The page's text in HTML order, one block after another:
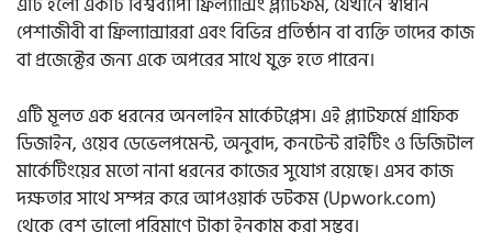
পেশাজীবী বা ফ্রিল্যান্সাররা এবং বিভিন্ন প্রতিষ্ঠান বা ব্যক্তি তাদের কাজ
বা প্রজেক্টের জন্য একে অপরের সাথে যুক্ত হতে পারেন।
এটি মূলত এক ধরনের অনলাইন মার্কেটপ্লেস। এই প্ল্যাটফর্মে গ্রাফিক
ডিজাইন, ওয়েব ডেভেলপমেন্ট, অনুবাদ, কনটেন্ট রাইটিং ও ডিজিটাল
মার্কেটিংয়ের মতো নানা ধরনের কাজের সুযোগ রয়েছে। এসব কাজ
দক্ষতার সাথে সম্পন্ন করে আপওয়ার্ক ডটকম (Upwork.com)
থেকে বেশ ভালো পরিমাণে টাকা ইনকাম করা সম্ভব।